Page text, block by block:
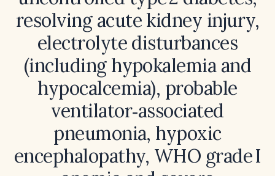
resolving acute kidney injury,
electrolyte disturbances
(including hypokalemia and
hypocalcemia), probable
ventilator‑associated
pneumonia, hypoxic
encephalopathy, WHO grade I